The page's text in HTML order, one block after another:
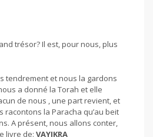
trésor? Il est, pour nous, plus
tendrement et nous la gardons
a donné la Torah et elle
de nous , une part revient, et
racontons la Paracha qu’au beit
A présent, nous allons conter,
livre de: VAYIKRA